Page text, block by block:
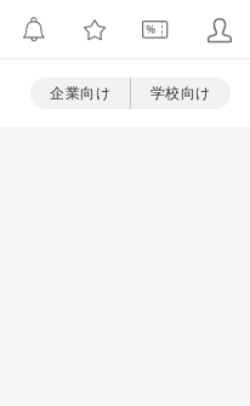
企業向け 学校向け